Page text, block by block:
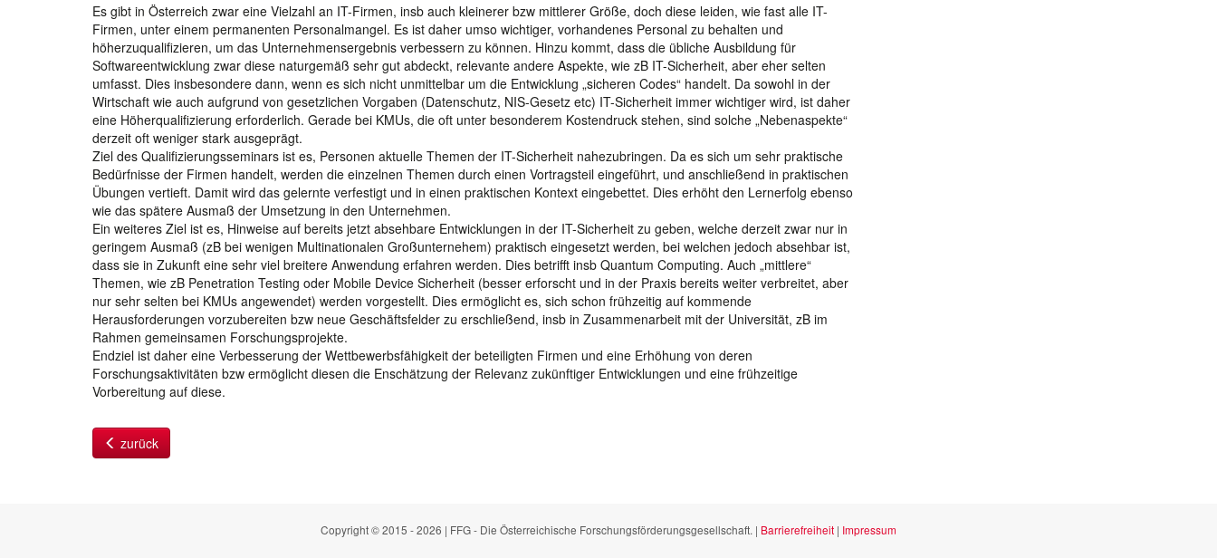
Es gibt in Österreich zwar eine Vielzahl an IT-Firmen, insb auch kleinerer bzw mittlerer Größe, doch diese leiden, wie fast alle IT-
Firmen, unter einem permanenten Personalmangel. Es ist daher umso wichtiger, vorhandenes Personal zu behalten und
höherzuqualifizieren, um das Unternehmensergebnis verbessern zu können. Hinzu kommt, dass die übliche Ausbildung für
Softwareentwicklung zwar diese naturgemäß sehr gut abdeckt, relevante andere Aspekte, wie zB IT-Sicherheit, aber eher selten
umfasst. Dies insbesondere dann, wenn es sich nicht unmittelbar um die Entwicklung „sicheren Codes“ handelt. Da sowohl in der
Wirtschaft wie auch aufgrund von gesetzlichen Vorgaben (Datenschutz, NIS-Gesetz etc) IT-Sicherheit immer wichtiger wird, ist daher
eine Höherqualifizierung erforderlich. Gerade bei KMUs, die oft unter besonderem Kostendruck stehen, sind solche „Nebenaspekte“
derzeit oft weniger stark ausgeprägt.
Ziel des Qualifizierungsseminars ist es, Personen aktuelle Themen der IT-Sicherheit nahezubringen. Da es sich um sehr praktische
Bedürfnisse der Firmen handelt, werden die einzelnen Themen durch einen Vortragsteil eingeführt, und anschließend in praktischen
Übungen vertieft. Damit wird das gelernte verfestigt und in einen praktischen Kontext eingebettet. Dies erhöht den Lernerfolg ebenso
wie das spätere Ausmaß der Umsetzung in den Unternehmen.
Ein weiteres Ziel ist es, Hinweise auf bereits jetzt absehbare Entwicklungen in der IT-Sicherheit zu geben, welche derzeit zwar nur in
geringem Ausmaß (zB bei wenigen Multinationalen Großunternehem) praktisch eingesetzt werden, bei welchen jedoch absehbar ist,
dass sie in Zukunft eine sehr viel breitere Anwendung erfahren werden. Dies betrifft insb Quantum Computing. Auch „mittlere“
Themen, wie zB Penetration Testing oder Mobile Device Sicherheit (besser erforscht und in der Praxis bereits weiter verbreitet, aber
nur sehr selten bei KMUs angewendet) werden vorgestellt. Dies ermöglicht es, sich schon frühzeitig auf kommende
Herausforderungen vorzubereiten bzw neue Geschäftsfelder zu erschließend, insb in Zusammenarbeit mit der Universität, zB im
Rahmen gemeinsamen Forschungsprojekte.
Endziel ist daher eine Verbesserung der Wettbewerbsfähigkeit der beteiligten Firmen und eine Erhöhung von deren
Forschungsaktivitäten bzw ermöglicht diesen die Enschätzung der Relevanz zukünftiger Entwicklungen und eine frühzeitige
Vorbereitung auf diese.
zurück
Copyright © 2015 - 2026 | FFG - Die Österreichische Forschungsförderungsgesellschaft. | Barrierefreiheit | Impressum